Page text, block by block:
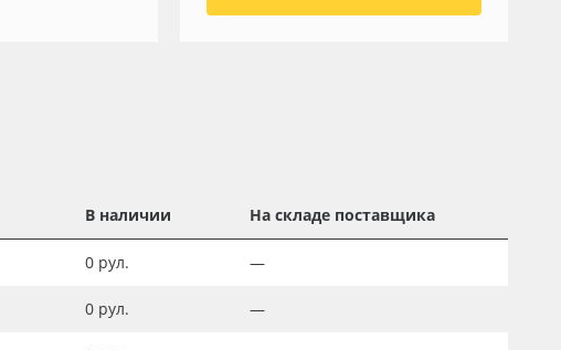
В наличии На складе поставщика
0 рул. —
0 рул. —